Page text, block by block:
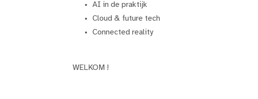
AI in de praktijk
Cloud & future tech
Connected reality
WELKOM !